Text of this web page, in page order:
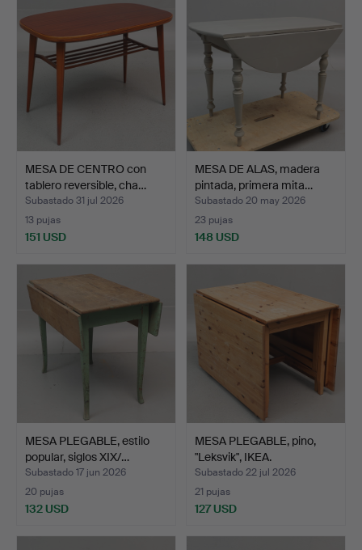
MESA DE CENTRO con
tablero reversible, cha…
Subastado 31 jul 2026
13 pujas
151 USD
MESA DE ALAS, madera
pintada, primera mita…
Subastado 20 may 2026
23 pujas
148 USD
MESA PLEGABLE, estilo
popular, siglos XIX/…
Subastado 17 jun 2026
20 pujas
132 USD
MESA PLEGABLE, pino,
"Leksvik", IKEA.
Subastado 22 jul 2026
21 pujas
127 USD